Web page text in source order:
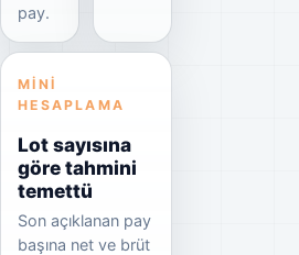
pay.
MINI
HESAPLAMA
Lot sayısına
göre tahmini
temettü
Son açıklanan pay
başına net ve brüt